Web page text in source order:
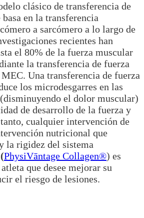
clásico de transferencia de
en la transferencia
a sarcómero a lo largo de
recientes han
el 80% de la fuerza muscular
la transferencia de fuerza
Una transferencia de fuerza
los microdesgarres en las
el dolor muscular)
de desarrollo de la fuerza y
cualquier intervención de
nutricional que
​​la rigidez del sistema
(PhysiVāntage Collagen®) es
que desee mejorar su
el riesgo de lesiones.